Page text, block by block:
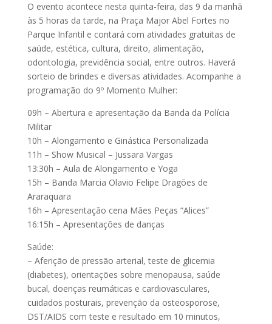
O evento acontece nesta quinta-feira, das 9 da manhã
às 5 horas da tarde, na Praça Major Abel Fortes no
Parque Infantil e contará com atividades gratuitas de
saúde, estética, cultura, direito, alimentação,
odontologia, previdência social, entre outros. Haverá
sorteio de brindes e diversas atividades. Acompanhe a
programação do 9º Momento Mulher:
09h – Abertura e apresentação da Banda da Polícia
Militar
10h – Alongamento e Ginástica Personalizada
11h – Show Musical – Jussara Vargas
13:30h – Aula de Alongamento e Yoga
15h – Banda Marcia Olavio Felipe Dragões de
Araraquara
16h – Apresentação cena Mães Peças “Alices”
16:15h – Apresentações de danças
Saúde:
– Aferição de pressão arterial, teste de glicemia
(diabetes), orientações sobre menopausa, saúde
bucal, doenças reumáticas e cardiovasculares,
cuidados posturais, prevenção da osteosporose,
DST/AIDS com teste e resultado em 10 minutos,